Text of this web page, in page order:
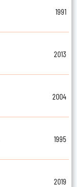
1991
2013
2004
1995
2019